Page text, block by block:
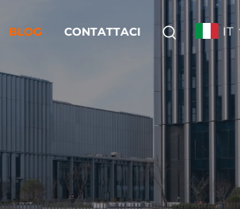
BLOG CONTATTACI IT